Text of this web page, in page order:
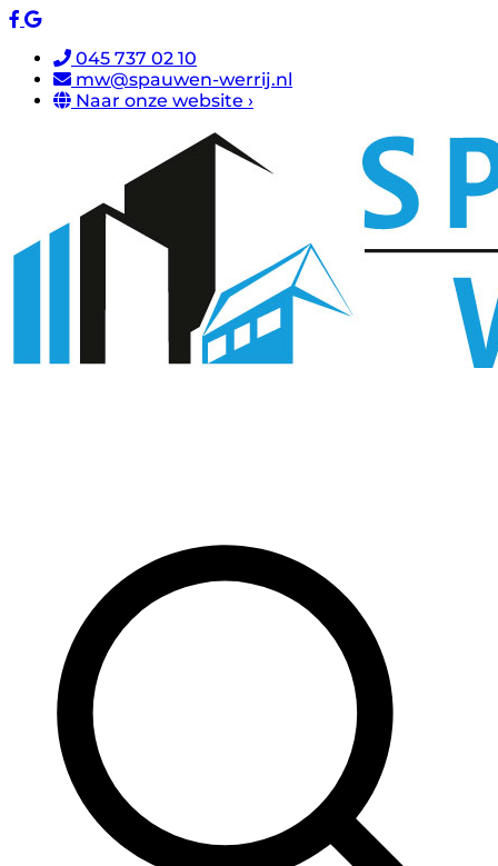
045 737 02 10
mw@spauwen-werrij.nl
Naar onze website ›